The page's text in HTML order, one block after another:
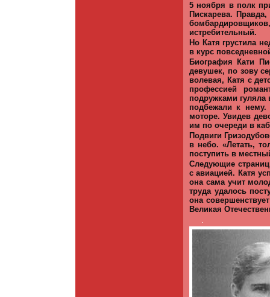
5 ноября в полк
Пискарева.
истребительный.
Но Катя грустила
в курс
Биография Кати
девушек, по зову
волевая, Катя с
профессией
подружками гуляла
подбе­жали к
моторе. Увидев
им по очереди в
Подвиги
в небо. «Летать,
по­ступить в
Следующие
с авиацией. Катя
она сама учит
труда удалось
она
Вели­кая
.